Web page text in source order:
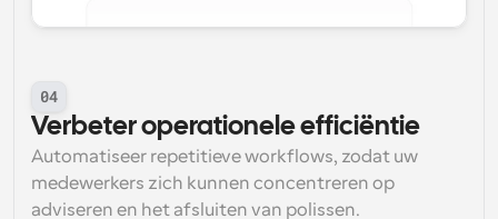
04
Verbeter operationele efficiëntie
Automatiseer repetitieve workflows, zodat uw
medewerkers zich kunnen concentreren op
adviseren en het afsluiten van polissen.